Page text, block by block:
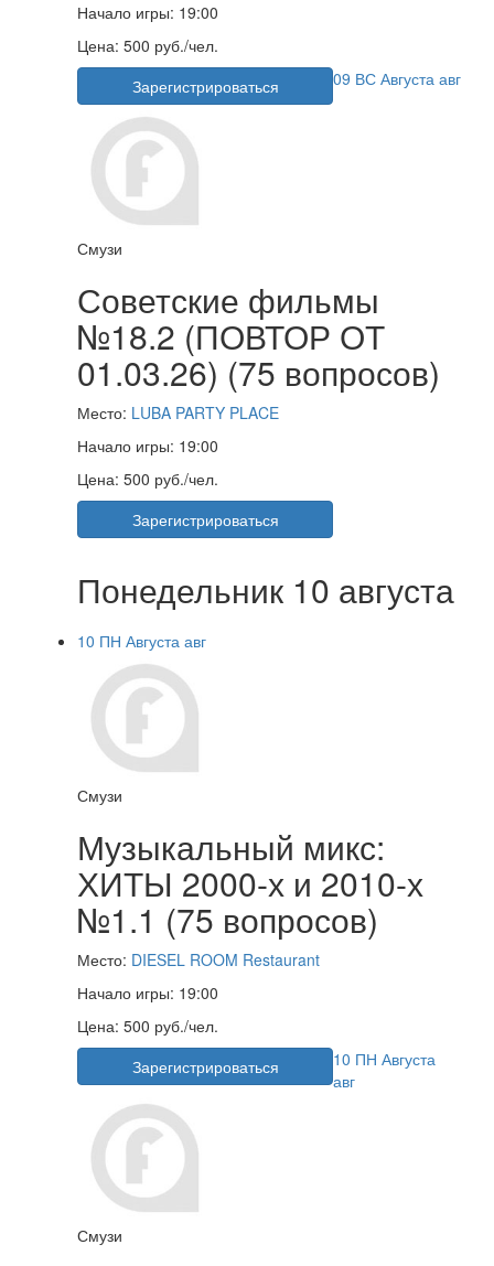
Начало игры: 19:00
Цена: 500 руб./чел.
Зарегистрироваться
09 ВС Августа авг
Смузи
Советские фильмы
№18.2 (ПОВТОР ОТ
01.03.26) (75 вопросов)
Место: LUBA PARTY PLACE
Начало игры: 19:00
Цена: 500 руб./чел.
Зарегистрироваться
Понедельник 10 августа
10 ПН Августа авг
Смузи
Музыкальный микс:
ХИТЫ 2000-х и 2010-х
№1.1 (75 вопросов)
Место: DIESEL ROOM Restaurant
Начало игры: 19:00
Цена: 500 руб./чел.
Зарегистрироваться
10 ПН Августа
авг
Смузи